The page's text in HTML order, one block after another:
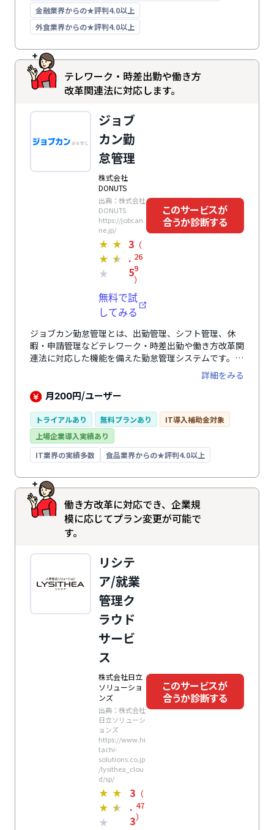
金融業界からの★評判4.0以上
外食業界からの★評判4.0以上
テレワーク・時差出勤や働き方
改革関連法に対応します。
ジョブ
カン勤
怠管理
株式会社
DONUTS
出典：株式会社
DONUTS
https://jobcan.
ne.jp/
★ ★
★ ★
★
3
.
5
（
26
9
）
無料で試
してみる
このサービスが
合うか診断する
ジョブカン勤怠管理とは、出勤管理、シフト管理、休
暇・申請管理などテレワーク・時差出勤や働き方改革関
連法に対応した機能を備えた勤怠管理システムです。
出勤管理、シフト管理、休暇・申請管理、工数管理ごと
に料金プランが分かれているため、必要な機能のみを利
用することができます。 打刻方法も様々でICカード打
ツールでの打刻も可能です。 即日でアカウント発行が
でき30日間は全ての機能が無料で使え、メール・チャ
ット・電話の各種サポートや有料での初期設定代行も行
っており、導入や導入後の運用サポートも充実していま
60,000社以上、ジョブカン給与計算やジョブカン労務
管理など他のバックオフィス領域のサービスも展開して
いるので、点在する各領域を効率化しながらシステム・
データの一元化を進めることができます。
詳細をみる
月200円/ユーザー
トライアルあり 無料プランあり
IT導入補助金対象
上場企業導入実績あり
IT業界の実績多数
食品業界からの★評判4.0以上
働き方改革に対応でき、企業規
模に応じてプラン変更が可能で
す。
リシテ
ア/就業
管理ク
ラウド
サービ
ス
株式会社日立
ソリューショ
ンズ
出典：株式会社
日立ソリューシ
ョンズ
https://www.hi
tachi-
solutions.co.jp
/lysithea_clou
d/sp/
★ ★
★ ★
★
3
.
3
（
47
）
このサービスが
合うか診断する